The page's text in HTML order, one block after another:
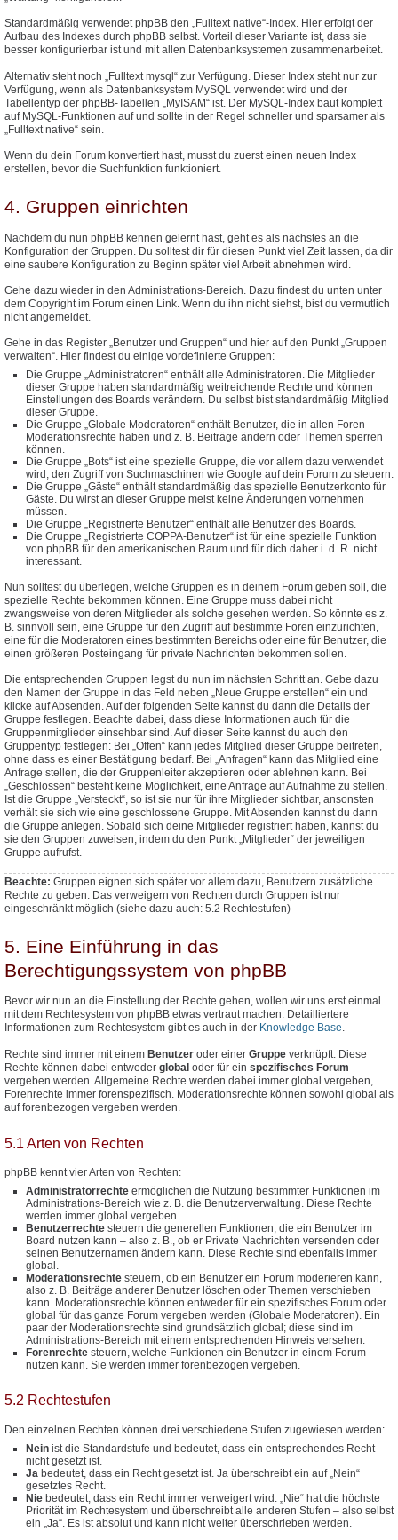
Standardmäßig verwendet phpBB den „Fulltext native“-Index. Hier erfolgt der
Aufbau des Indexes durch phpBB selbst. Vorteil dieser Variante ist, dass sie
besser konfigurierbar ist und mit allen Datenbanksystemen zusammenarbeitet.
Alternativ steht noch „Fulltext mysql“ zur Verfügung. Dieser Index steht nur zur
Verfügung, wenn als Datenbanksystem MySQL verwendet wird und der
Tabellentyp der phpBB-Tabellen „MyISAM“ ist. Der MySQL-Index baut komplett
auf MySQL-Funktionen auf und sollte in der Regel schneller und sparsamer als
„Fulltext native“ sein.
Wenn du dein Forum konvertiert hast, musst du zuerst einen neuen Index
erstellen, bevor die Suchfunktion funktioniert.
4. Gruppen einrichten
Nachdem du nun phpBB kennen gelernt hast, geht es als nächstes an die
Konfiguration der Gruppen. Du solltest dir für diesen Punkt viel Zeit lassen, da dir
eine saubere Konfiguration zu Beginn später viel Arbeit abnehmen wird.
Gehe dazu wieder in den Administrations-Bereich. Dazu findest du unten unter
dem Copyright im Forum einen Link. Wenn du ihn nicht siehst, bist du vermutlich
nicht angemeldet.
Gehe in das Register „Benutzer und Gruppen“ und hier auf den Punkt „Gruppen
verwalten“. Hier findest du einige vordefinierte Gruppen:
Die Gruppe „Administratoren“ enthält alle Administratoren. Die Mitglieder
dieser Gruppe haben standardmäßig weitreichende Rechte und können
Einstellungen des Boards verändern. Du selbst bist standardmäßig Mitglied
dieser Gruppe.
Die Gruppe „Globale Moderatoren“ enthält Benutzer, die in allen Foren
Moderationsrechte haben und z. B. Beiträge ändern oder Themen sperren
können.
Die Gruppe „Bots“ ist eine spezielle Gruppe, die vor allem dazu verwendet
wird, den Zugriff von Suchmaschinen wie Google auf dein Forum zu steuern.
Die Gruppe „Gäste“ enthält standardmäßig das spezielle Benutzerkonto für
Gäste. Du wirst an dieser Gruppe meist keine Änderungen vornehmen
müssen.
Die Gruppe „Registrierte Benutzer“ enthält alle Benutzer des Boards.
Die Gruppe „Registrierte COPPA-Benutzer“ ist für eine spezielle Funktion
von phpBB für den amerikanischen Raum und für dich daher i. d. R. nicht
interessant.
Nun solltest du überlegen, welche Gruppen es in deinem Forum geben soll, die
spezielle Rechte bekommen können. Eine Gruppe muss dabei nicht
zwangsweise von deren Mitglieder als solche gesehen werden. So könnte es z.
B. sinnvoll sein, eine Gruppe für den Zugriff auf bestimmte Foren einzurichten,
eine für die Moderatoren eines bestimmten Bereichs oder eine für Benutzer, die
einen größeren Posteingang für private Nachrichten bekommen sollen.
Die entsprechenden Gruppen legst du nun im nächsten Schritt an. Gebe dazu
den Namen der Gruppe in das Feld neben „Neue Gruppe erstellen“ ein und
klicke auf Absenden. Auf der folgenden Seite kannst du dann die Details der
Gruppe festlegen. Beachte dabei, dass diese Informationen auch für die
Gruppenmitglieder einsehbar sind. Auf dieser Seite kannst du auch den
Gruppentyp festlegen: Bei „Offen“ kann jedes Mitglied dieser Gruppe beitreten,
ohne dass es einer Bestätigung bedarf. Bei „Anfragen“ kann das Mitglied eine
Anfrage stellen, die der Gruppenleiter akzeptieren oder ablehnen kann. Bei
„Geschlossen“ besteht keine Möglichkeit, eine Anfrage auf Aufnahme zu stellen.
Ist die Gruppe „Versteckt“, so ist sie nur für ihre Mitglieder sichtbar, ansonsten
verhält sie sich wie eine geschlossene Gruppe. Mit Absenden kannst du dann
die Gruppe anlegen. Sobald sich deine Mitglieder registriert haben, kannst du
sie den Gruppen zuweisen, indem du den Punkt „Mitglieder“ der jeweiligen
Gruppe aufrufst.
Beachte: Gruppen eignen sich später vor allem dazu, Benutzern zusätzliche
Rechte zu geben. Das verweigern von Rechten durch Gruppen ist nur
eingeschränkt möglich (siehe dazu auch: 5.2 Rechtestufen)
5. Eine Einführung in das
Berechtigungssystem von phpBB
Bevor wir nun an die Einstellung der Rechte gehen, wollen wir uns erst einmal
mit dem Rechtesystem von phpBB etwas vertraut machen. Detailliertere
Informationen zum Rechtesystem gibt es auch in der Knowledge Base.
Rechte sind immer mit einem Benutzer oder einer Gruppe verknüpft. Diese
Rechte können dabei entweder global oder für ein spezifisches Forum
vergeben werden. Allgemeine Rechte werden dabei immer global vergeben,
Forenrechte immer forenspezifisch. Moderationsrechte können sowohl global als
auf forenbezogen vergeben werden.
5.1 Arten von Rechten
phpBB kennt vier Arten von Rechten:
Administratorrechte ermöglichen die Nutzung bestimmter Funktionen im
Administrations-Bereich wie z. B. die Benutzerverwaltung. Diese Rechte
werden immer global vergeben.
Benutzerrechte steuern die generellen Funktionen, die ein Benutzer im
Board nutzen kann – also z. B., ob er Private Nachrichten versenden oder
seinen Benutzernamen ändern kann. Diese Rechte sind ebenfalls immer
global.
Moderationsrechte steuern, ob ein Benutzer ein Forum moderieren kann,
also z. B. Beiträge anderer Benutzer löschen oder Themen verschieben
kann. Moderationsrechte können entweder für ein spezifisches Forum oder
global für das ganze Forum vergeben werden (Globale Moderatoren). Ein
paar der Moderationsrechte sind grundsätzlich global; diese sind im
Administrations-Bereich mit einem entsprechenden Hinweis versehen.
Forenrechte steuern, welche Funktionen ein Benutzer in einem Forum
nutzen kann. Sie werden immer forenbezogen vergeben.
5.2 Rechtestufen
Den einzelnen Rechten können drei verschiedene Stufen zugewiesen werden:
Nein ist die Standardstufe und bedeutet, dass ein entsprechendes Recht
nicht gesetzt ist.
Ja bedeutet, dass ein Recht gesetzt ist. Ja überschreibt ein auf „Nein“
gesetztes Recht.
Nie bedeutet, dass ein Recht immer verweigert wird. „Nie“ hat die höchste
Priorität im Rechtesystem und überschreibt alle anderen Stufen – also selbst
ein „Ja“. Es ist absolut und kann nicht weiter überschrieben werden.